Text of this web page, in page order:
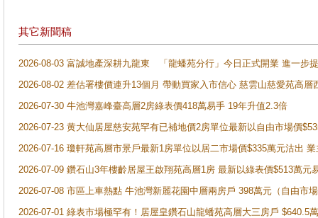
其它新聞稿
2026-08-03 富誠地產深耕九龍東 「龍蟠苑分行」今日正式開業 進一步
2026-08-02 差估署樓價連升13個月 帶動買家入市信心 慈雲山慈愛苑高層
2026-07-30 牛池灣嘉峰臺高層2房綠表價418萬易手 19年升值2.3倍
2026-07-23 黄大仙居屋慈安苑罕有已補地價2房單位最新以自由市場價
2026-07-16 瓊軒苑高層市景戶最新1房單位以居二市場價$335萬元沽出
2026-07-09 鑽石山3年樓齡居屋王啟翔苑高層1房 最新以綠表價$513萬元
2026-07-08 市區上車熱點 牛池灣新麗花園中層兩房戶 398萬元（自由市
2026-07-01 綠表市場極罕有！居屋皇鑽石山龍蟠苑高層大三房戶